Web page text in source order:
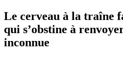
Le cerveau à la traîne
qui s’obstine à
inconnue